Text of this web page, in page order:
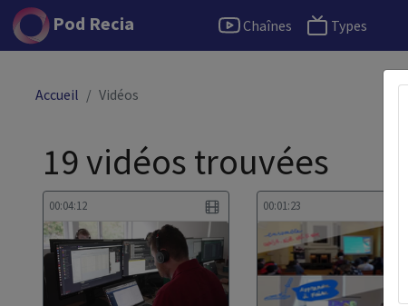
Pod Recia Chaînes Types
Accueil Vidéos
19 vidéos trouvées
00:04:12 00:01:23